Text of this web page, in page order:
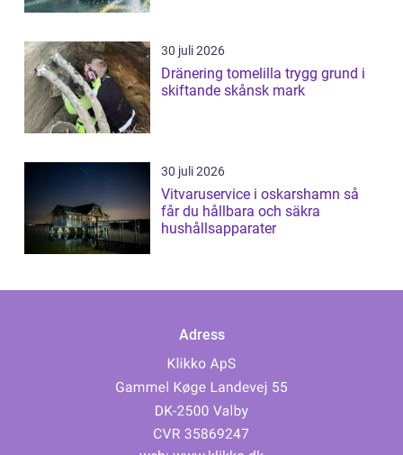
30 juli 2026
Dränering tomelilla trygg grund i
skiftande skånsk mark
30 juli 2026
Vitvaruservice i oskarshamn så
får du hållbara och säkra
hushållsapparater
Adress